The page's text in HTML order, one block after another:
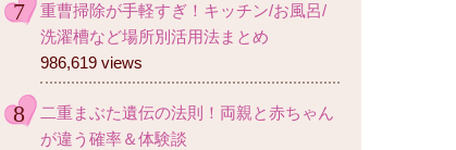
重曹掃除が手軽すぎ！キッチン/お風呂/
洗濯槽など場所別活用法まとめ
986,619 views
二重まぶた遺伝の法則！両親と赤ちゃん
が違う確率＆体験談